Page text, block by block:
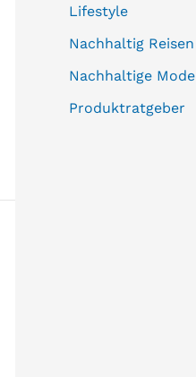
Lifestyle
Nachhaltig Reisen
Nachhaltige Mode
Produktratgeber